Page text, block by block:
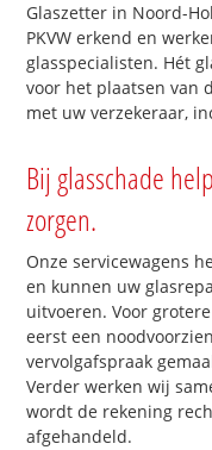
Glaszetter in Noord-
PKVW erkend en
glasspecialisten. Hét
voor het plaatsen van
met uw verzekeraar,
Bij glasschade
zorgen.
Onze servicewagens
en kunnen uw
uitvoeren. Voor
eerst een
vervolgafspraak
Verder werken wij
wordt de rekening
afgehandeld.